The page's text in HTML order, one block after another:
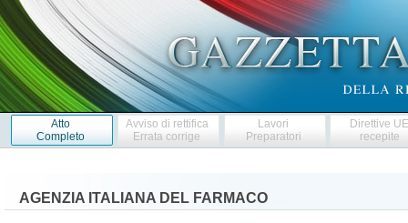
Atto
Completo
Avviso di rettifica
Errata corrige
Lavori
Preparatori
Direttive
recepite
AGENZIA ITALIANA DEL FARMACO